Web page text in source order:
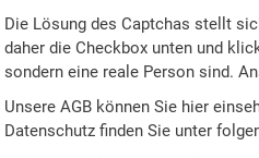
Die Lösung des Captchas stellt
daher die Checkbox unten und
sondern eine reale Person sind.
Unsere AGB können Sie hier
Datenschutz finden Sie unter